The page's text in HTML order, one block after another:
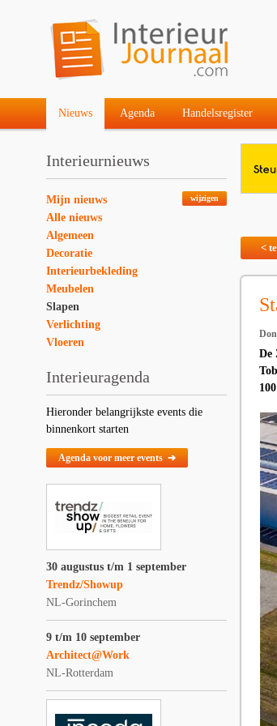
Nieuws Agenda Handelsregister
Interieurnieuws
wijzigen
Mijn nieuws
Alle nieuws
Algemeen
Decoratie
Interieurbekleding
Meubelen
Slapen
Verlichting
Vloeren
Interieuragenda
Hieronder belangrijkste events die
binnenkort starten
Agenda voor meer events ➔
30 augustus t/m 1 september
Trendz/Showup
NL-Gorinchem
9 t/m 10 september
Architect@Work
NL-Rotterdam
<
De